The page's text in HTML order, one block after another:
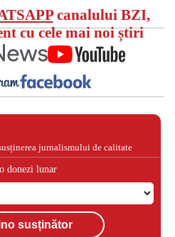
canalului BZI,
cu cele mai noi știri
jurnalismului de calitate
donezi lunar
susținător